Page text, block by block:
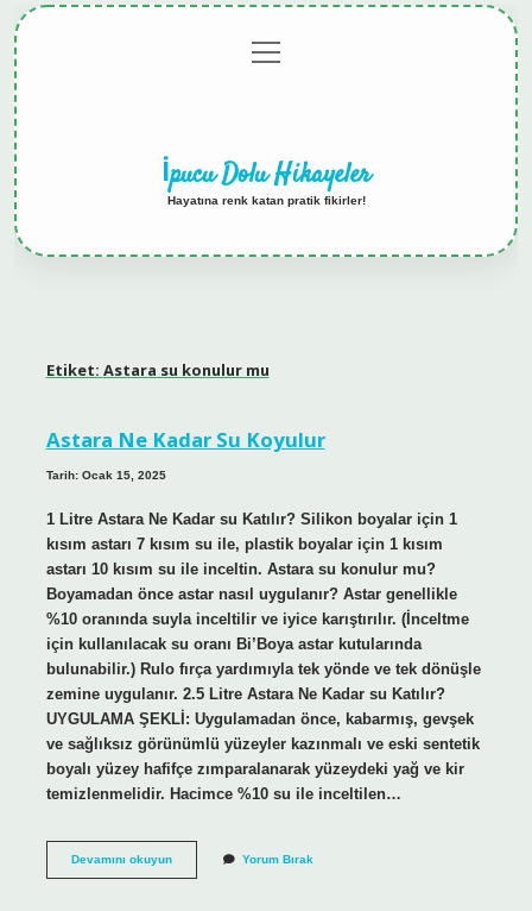
menüyü
aç
İpucu Dolu Hikayeler
Hayatına renk katan pratik fikirler!
Etiket: Astara su konulur mu
Astara Ne Kadar Su Koyulur
Tarih: Ocak 15, 2025
1 Litre Astara Ne Kadar su Katılır? Silikon boyalar için 1
kısım astarı 7 kısım su ile, plastik boyalar için 1 kısım
astarı 10 kısım su ile inceltin. Astara su konulur mu?
Boyamadan önce astar nasıl uygulanır? Astar genellikle
%10 oranında suyla inceltilir ve iyice karıştırılır. (İnceltme
için kullanılacak su oranı Bi’Boya astar kutularında
bulunabilir.) Rulo fırça yardımıyla tek yönde ve tek dönüşle
zemine uygulanır. 2.5 Litre Astara Ne Kadar su Katılır?
UYGULAMA ŞEKLİ: Uygulamadan önce, kabarmış, gevşek
ve sağlıksız görünümlü yüzeyler kazınmalı ve eski sentetik
boyalı yüzey hafifçe zımparalanarak yüzeydeki yağ ve kir
temizlenmelidir. Hacimce %10 su ile inceltilen…
Devamını okuyunAstara
Yorum Bırak